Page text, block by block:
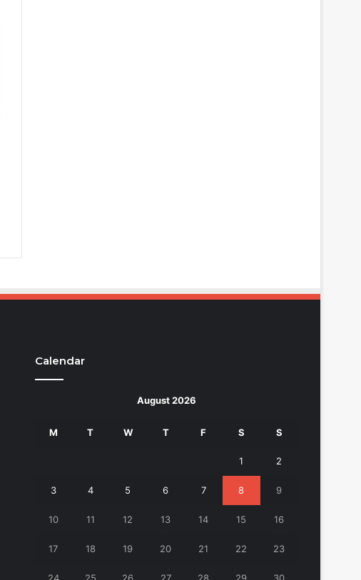
Calendar
August 2026
M T W T F S S
1 2
3 4 5 6 7 8 9
10 11 12 13 14 15 16
17 18 19 20 21 22 23
24 25 26 27 28 29 30